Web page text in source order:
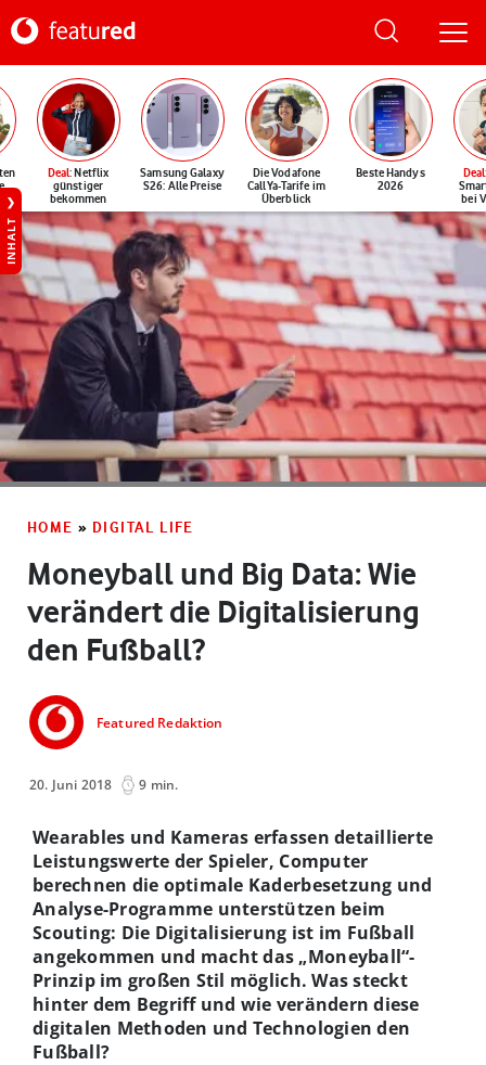
Deal: Netflix
günstiger
bekommen
Samsung Galaxy
S26: Alle Preise
Die Vodafone
CallYa-Tarife im
Überblick
Beste Handys
2026
Deal
bei
INHALT
HOME » DIGITAL LIFE
Moneyball und Big Data: Wie
verändert die Digitalisierung
den Fußball?
Featured Redaktion
20. Juni 2018 9 min.
Wearables und Kameras erfassen detaillierte
Leistungswerte der Spieler, Computer
berechnen die optimale Kaderbesetzung und
Analyse-Programme unterstützen beim
Scouting: Die Digitalisierung ist im Fußball
angekommen und macht das „Moneyball“-
Prinzip im großen Stil möglich. Was steckt
hinter dem Begriff und wie verändern diese
digitalen Methoden und Technologien den
Fußball?